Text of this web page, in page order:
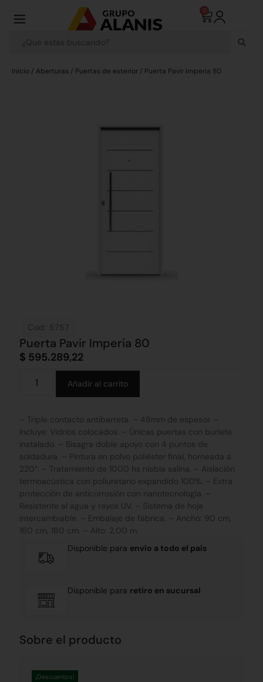
0
Inicio / Aberturas / Puertas de exterior / Puerta Pavir Imperia 80
Cod: 5757
Puerta Pavir Imperia 80
$ 595.289,22
Añadir al carrito
– Triple contacto antibarreta. – 48mm de espesor. –
Incluye: Vidrios colocados. – Únicas puertas con burlete
instalado. – Bisagra doble apoyo con 4 puntos de
soldadura. – Pintura en polvo poliéster final, horneada a
220°. – Tratamiento de 1000 hs niebla salina. – Aislación
termoacústica con poliuretano expandido 100%. – Extra
protección de anticorrosión con nanotecnología. –
Resistente al agua y rayos UV. – Sistema de hoja
intercambiable. – Embalaje de fábrica. – Ancho: 90 cm,
160 cm, 180 cm. – Alto: 2,00 m.
Disponible para envío a todo el país
Disponible para retiro en sucursal
Sobre el producto
¡Descuentos!